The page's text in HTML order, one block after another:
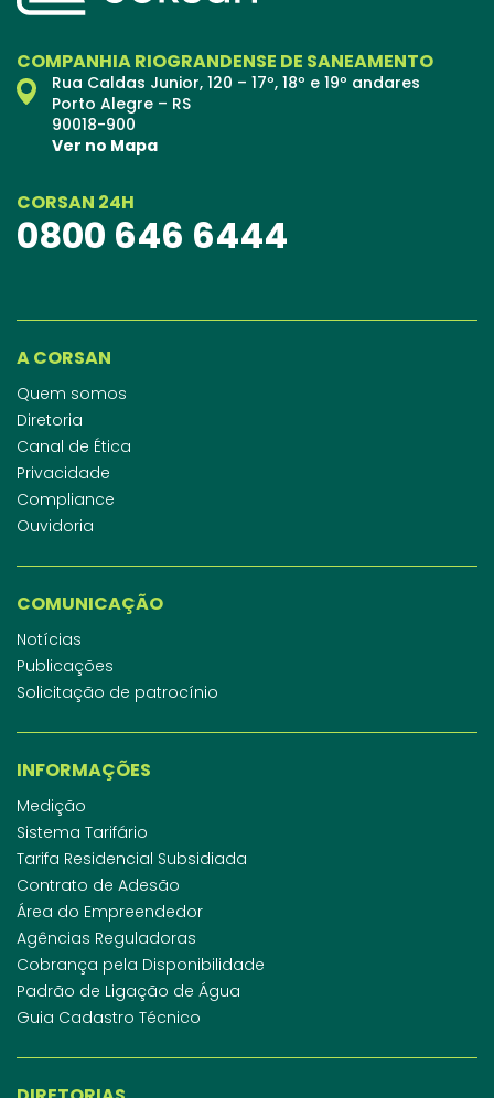
COMPANHIA RIOGRANDENSE DE SANEAMENTO
Rua Caldas Junior, 120 – 17º, 18º e 19º andares
Porto Alegre – RS
90018-900
Ver no Mapa
CORSAN 24H
0800 646 6444
A CORSAN
Quem somos
Diretoria
Canal de Ética
Privacidade
Compliance
Ouvidoria
COMUNICAÇÃO
Notícias
Publicações
Solicitação de patrocínio
INFORMAÇÕES
Medição
Sistema Tarifário
Tarifa Residencial Subsidiada
Contrato de Adesão
Área do Empreendedor
Agências Reguladoras
Cobrança pela Disponibilidade
Padrão de Ligação de Água
Guia Cadastro Técnico